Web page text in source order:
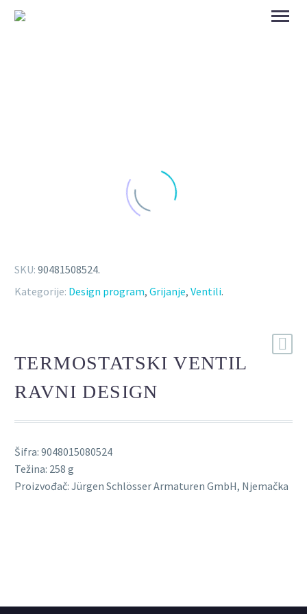
SKU: 90481508524.
Kategorije: Design program, Grijanje, Ventili.
TERMOSTATSKI VENTIL
RAVNI DESIGN
Šifra: 9048015080524
Težina: 258 g
Proizvođač: Jürgen Schlösser Armaturen GmbH, Njemačka